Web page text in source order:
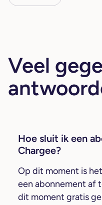
Veel
Hoe sluit ik een
Chargee?
Op dit moment is
een abonnement af
dit moment gratis